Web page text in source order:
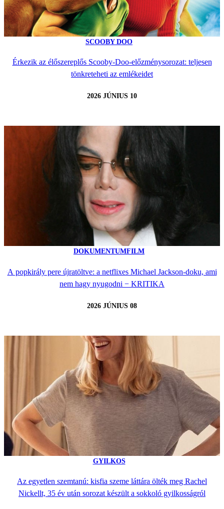
SCOOBY DOO
Érkezik az élőszereplős Scooby-Doo-előzménysorozat: teljesen
tönkreteheti az emlékeidet
2026 JÚNIUS 10
DOKUMENTUMFILM
A popkirály pere újratöltve: a netflixes Michael Jackson-doku, ami
nem hagy nyugodni − KRITIKA
2026 JÚNIUS 08
GYILKOS
Az egyetlen szemtanú: kisfia szeme láttára ölték meg Rachel
Nickellt, 35 év után sorozat készült a sokkoló gyilkosságról